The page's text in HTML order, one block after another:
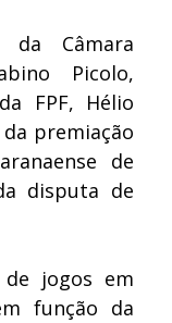
Câmara
Picolo,
FPF, Hélio
premiação
de
disputa de
jogos em
função da